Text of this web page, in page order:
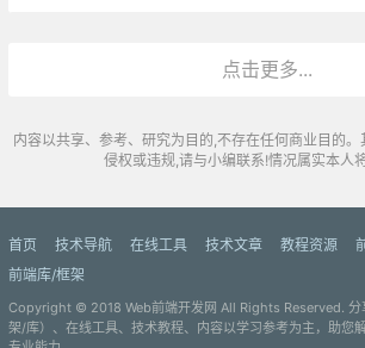
点击更多...
内容以共享、参考、研究为目的,不存在任何商业目的
侵权或违规,请与小编联系!情况属实本人
首页 技术导航 在线工具 技术文章 教程资源
前端库/框架